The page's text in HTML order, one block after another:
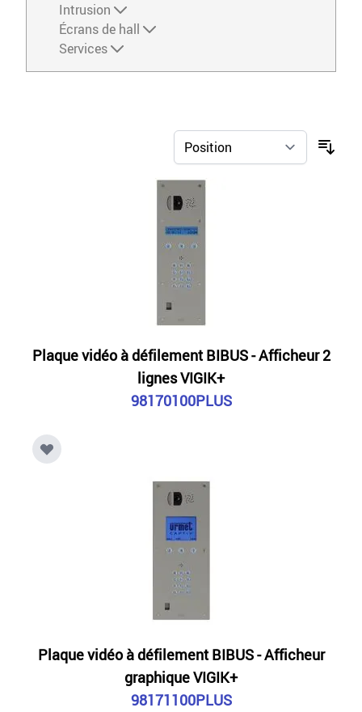
Intrusion
Écrans de hall
Services
Plaque vidéo à défilement BIBUS - Afficheur 2
lignes VIGIK+
98170100PLUS
Plaque vidéo à défilement BIBUS - Afficheur
graphique VIGIK+
98171100PLUS